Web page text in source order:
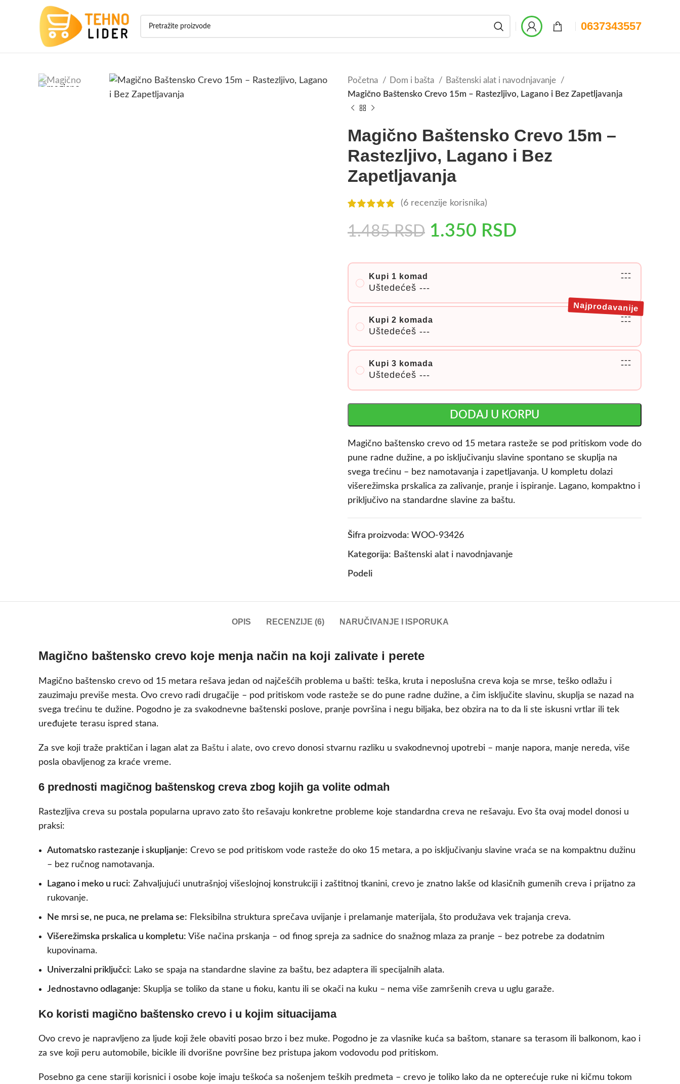
0637343557
Početna Dom i bašta
Baštenski alat i navodnjavanje
Magično Baštensko Crevo 15m – Rastezljivo, Lagano i Bez Zapetljavanja
Magično Baštensko Crevo 15m –
Rastezljivo, Lagano i Bez
Zapetljavanja
(6 recenzije korisnika)
1.485RSD 1.350 RSD
Kupi 1 komad
Uštedećeš ---
---
---
Kupi 2 komada
Uštedećeš ---
---
---
Najprodavanije
Kupi 3 komada
Uštedećeš ---
---
---
DODAJ U KORPU
Magično baštensko crevo od 15 metara rasteže se pod pritiskom vode do
pune radne dužine, a po isključivanju slavine spontano se skuplja na
svega trećinu – bez namotavanja i zapetljavanja. U kompletu dolazi
višerežimska prskalica za zalivanje, pranje i ispiranje. Lagano, kompaktno i
priključivo na standardne slavine za baštu.
Šifra proizvoda: WOO-93426
Kategorija: Baštenski alat i navodnjavanje
Podeli
OPIS RECENZIJE (6) NARUČIVANJE I ISPORUKA
Magično baštensko crevo koje menja način na koji zalivate i perete
Magično baštensko crevo od 15 metara rešava jedan od najčešćih problema u bašti: teška, kruta i neposlušna creva koja se mrse, teško odlažu i
zauzimaju previše mesta. Ovo crevo radi drugačije – pod pritiskom vode rasteže se do pune radne dužine, a čim isključite slavinu, skuplja se nazad na
svega trećinu te dužine. Pogodno je za svakodnevne baštenski poslove, pranje površina i negu biljaka, bez obzira na to da li ste iskusni vrtlar ili tek
uređujete terasu ispred stana.
Za sve koji traže praktičan i lagan alat za Baštu i alate, ovo crevo donosi stvarnu razliku u svakodnevnoj upotrebi – manje napora, manje nereda, više
posla obavljenog za kraće vreme.
6 prednosti magičnog baštenskog creva zbog kojih ga volite odmah
Rastezljiva creva su postala popularna upravo zato što rešavaju konkretne probleme koje standardna creva ne rešavaju. Evo šta ovaj model donosi u
praksi:
Automatsko rastezanje i skupljanje: Crevo se pod pritiskom vode rasteže do oko 15 metara, a po isključivanju slavine vraća se na kompaktnu dužinu
– bez ručnog namotavanja.
Lagano i meko u ruci: Zahvaljujući unutrašnjoj višeslojnoj konstrukciji i zaštitnoj tkanini, crevo je znatno lakše od klasičnih gumenih creva i prijatno za
rukovanje.
Ne mrsi se, ne puca, ne prelama se: Fleksibilna struktura sprečava uvijanje i prelamanje materijala, što produžava vek trajanja creva.
Višerežimska prskalica u kompletu: Više načina prskanja – od finog spreja za sadnice do snažnog mlaza za pranje – bez potrebe za dodatnim
kupovinama.
Univerzalni priključci: Lako se spaja na standardne slavine za baštu, bez adaptera ili specijalnih alata.
Jednostavno odlaganje: Skuplja se toliko da stane u fioku, kantu ili se okači na kuku – nema više zamršenih creva u uglu garaže.
Ko koristi magično baštensko crevo i u kojim situacijama
Ovo crevo je napravljeno za ljude koji žele obaviti posao brzo i bez muke. Pogodno je za vlasnike kuća sa baštom, stanare sa terasom ili balkonom, kao i
za sve koji peru automobile, bicikle ili dvorišne površine bez pristupa jakom vodovodu pod pritiskom.
Posebno ga cene stariji korisnici i osobe koje imaju teškoća sa nošenjem teških predmeta – crevo je toliko lako da ne opterećuje ruke ni kičmu tokom